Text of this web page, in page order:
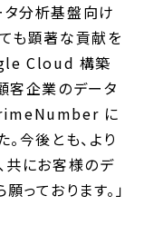
分析基盤向け
も顕著な貢献を
Cloud 構築
客企業のデータ
に
今後とも、より
共にお客様のデ
っております。」